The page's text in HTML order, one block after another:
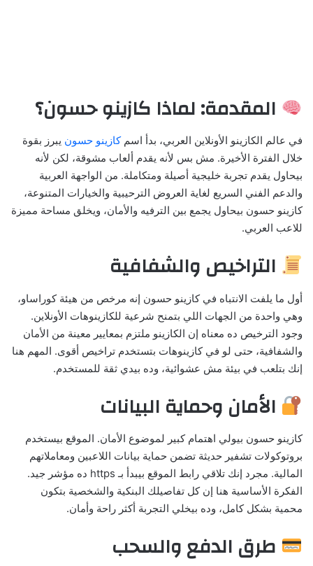
المقدمة: لماذا كازينو حسون؟
في عالم الكازينو الأونلاين العربي، بدأ اسمكازينو حسون يبرز بقوة
خلال الفترة الأخيرة. مش بس لأنه يقدم ألعاب مشوقة، لكن لأنه
بيحاول يقدم تجربة خليجية أصيلة ومتكاملة. من الواجهة العربية
والدعم الفني السريع لغاية العروض الترحيبية والخيارات المتنوعة،
كازينو حسون بيحاول يجمع بين الترفيه والأمان، ويخلق مساحة مميزة
للاعب العربي.
التراخيص والشفافية
أول ما يلفت الانتباه في كازينو حسون إنه مرخص من هيئة كوراساو،
وهي واحدة من الجهات اللي بتمنح شرعية للكازينوهات الأونلاين.
وجود الترخيص ده معناه إن الكازينو ملتزم بمعايير معينة من الأمان
والشفافية، حتى لو في كازينوهات بتستخدم تراخيص أقوى. المهم هنا
إنك بتلعب في بيئة مش عشوائية، وده بيدي ثقة للمستخدم.
الأمان وحماية البيانات
كازينو حسون بيولي اهتمام كبير لموضوع الأمان. الموقع بيستخدم
بروتوكولات تشفير حديثة تضمن حماية بيانات اللاعبين ومعاملاتهم
المالية. مجرد إنك تلاقي رابط الموقع بيبدأ بـ https ده مؤشر جيد.
الفكرة الأساسية هنا إن كل تفاصيلك البنكية والشخصية بتكون
محمية بشكل كامل، وده بيخلي التجربة أكثر راحة وأمان.
طرق الدفع والسحب